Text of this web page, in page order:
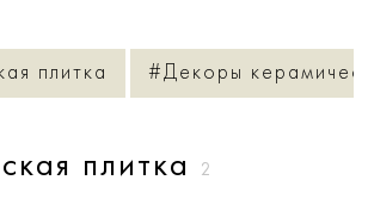
плитка #Декоры
плитка 2